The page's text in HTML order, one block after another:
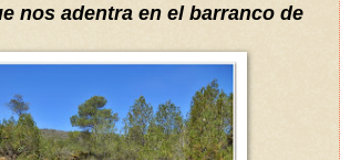
nos adentra en el barranco de